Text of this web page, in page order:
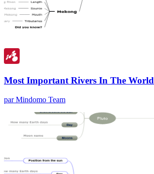
Most Important Rivers In The World
par Mindomo Team